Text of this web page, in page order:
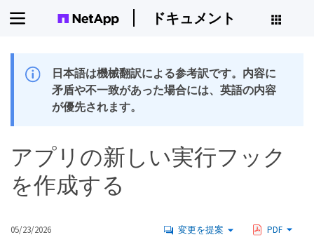
ドキュメント
日本語は機械翻訳による参考訳です。内容に
矛盾や不一致があった場合には、英語の内容
が優先されます。
アプリの新しい実行フック
を作成する
05/23/2026 変更を提案 PDF